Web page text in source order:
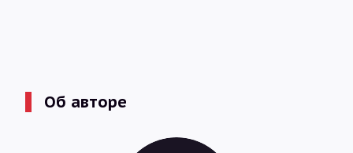
Об авторе